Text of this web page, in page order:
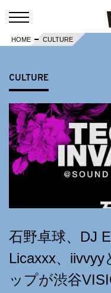
HOME CULTURE
CULTURE
石野卓球、DJ
Licaxxx、
ップが渋谷